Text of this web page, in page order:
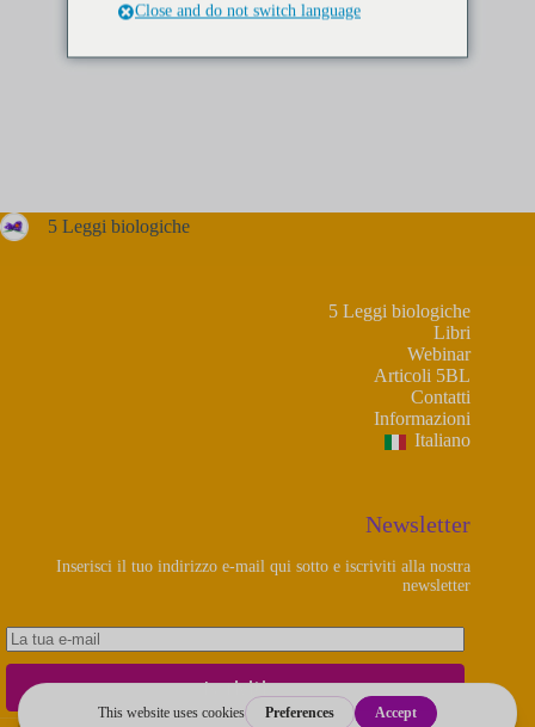
5 Leggi biologiche
5 Leggi biologiche
Libri
Webinar
Articoli 5BL
Contatti
Informazioni
Italiano
Newsletter
Inserisci il tuo indirizzo e-mail qui sotto e iscriviti alla nostra
newsletter
Iscriviti
Close and do not switch language